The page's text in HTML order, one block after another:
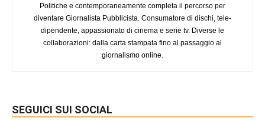
Politiche e contemporaneamente completa il percorso per
diventare Giornalista Pubblicista. Consumatore di dischi, tele-
dipendente, appassionato di cinema e serie tv. Diverse le
collaborazioni: dalla carta stampata fino al passaggio al
giornalismo online.
SEGUICI SUI SOCIAL